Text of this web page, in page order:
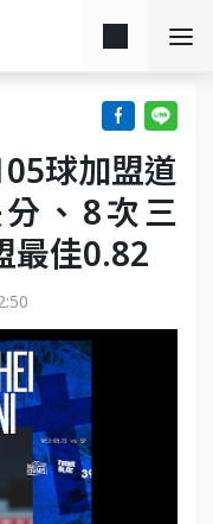
球加盟道
、8次三
佳0.82